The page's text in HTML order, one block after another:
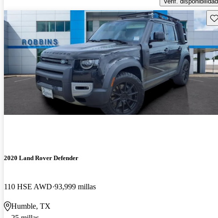
2020 Land Rover Defender
110 HSE AWD 93,999 millas
Humble, TX